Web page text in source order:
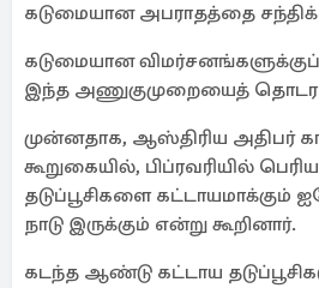
கடுமையான அபராதத்தை
கடுமையான விமர்சனங்களுக்குப்
இந்த அணுகுமுறையைத் தொடர
முன்னதாக, ஆஸ்திரிய அதிபர்
கூறுகையில், பிப்ரவரியில்
தடுப்பூசிகளை கட்டாயமாக்கும்
நாடு இருக்கும் என்று கூறினார்.
கடந்த ஆண்டு கட்டாய